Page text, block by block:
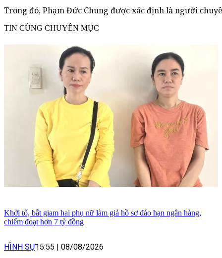
Trong đó, Phạm Đức Chung được xác định là người
TIN CÙNG CHUYÊN MỤC
Khởi tố, bắt giam hai phụ nữ làm giả hồ sơ đáo hạn ngân hàng,
chiếm đoạt hơn 7 tỷ đồng
HÌNH SỰ15:55 08/08/2026